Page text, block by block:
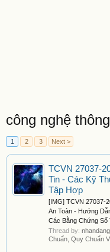
công nghệ
1 2 3 Next >
TCVN 27037-
Tin - Các Kỹ
Tập Hợp
[IMG] TCVN 27037-
An Toàn - Hướng
Các Bằng Chứng Số
Thread by:
Chuẩn, Quy Chuẩn